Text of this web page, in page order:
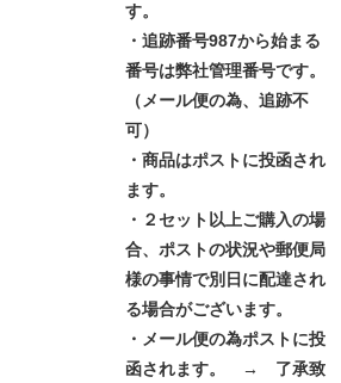
す。
・追跡番号987から始まる
番号は弊社管理番号です。
（メール便の為、追跡不
可）
・商品はポストに投函され
ます。
・２セット以上ご購入の場
合、ポストの状況や郵便局
様の事情で別日に配達され
る場合がございます。
・メール便の為ポストに投
函されます。 → 了承致